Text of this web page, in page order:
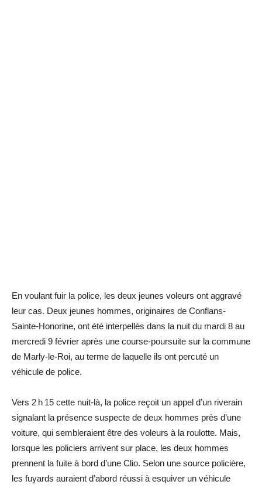
En voulant fuir la police, les deux jeunes voleurs ont aggravé
leur cas. Deux jeunes hommes, originaires de Conflans-
Sainte-Honorine, ont été interpellés dans la nuit du mardi 8 au
mercredi 9 février après une course-poursuite sur la commune
de Marly-le-Roi, au terme de laquelle ils ont ­percuté un
véhicule de police.
Vers 2 h 15 cette nuit-là, la police reçoit un appel d’un riverain
signalant la présence suspecte de deux hommes près d’une
voiture, qui sembleraient être des voleurs à la roulotte. Mais,
lorsque les policiers arrivent sur place, les deux hommes
prennent la fuite à bord d’une Clio. Selon une source policière,
les fuyards auraient d’abord réussi à esquiver un véhicule